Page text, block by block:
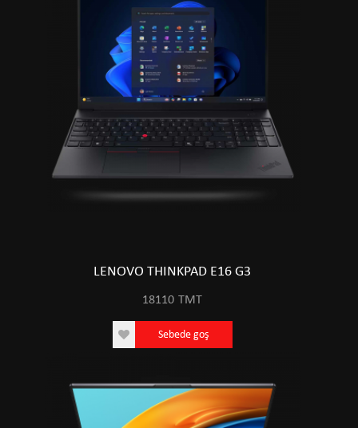
LENOVO THINKPAD E16 G3
18110 TMT
Sebede goş